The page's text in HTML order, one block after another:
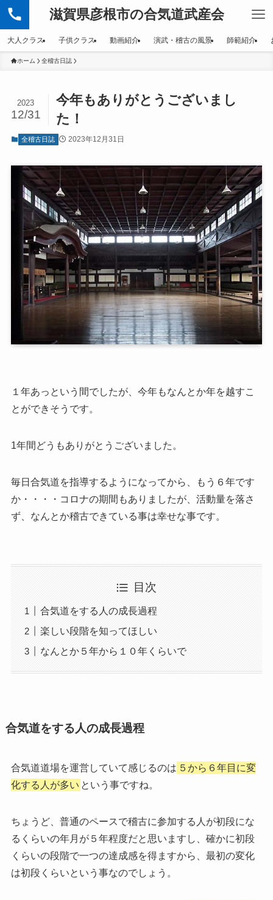
滋賀県彦根市の合気道武産会
大人クラス 子供クラス 動画紹介 演武・稽古の風景 師範紹介
ホーム 全稽古日誌
今年もありがとうございまし
た！
2023
12/31
全稽古日誌 2023年12月31日
１年あっという間でしたが、今年もなんとか年を越すこ
とができそうです。
1年間どうもありがとうございました。
毎日合気道を指導するようになってから、もう６年です
か・・・・コロナの期間もありましたが、活動量を落さ
ず、なんとか稽古できている事は幸せな事です。
目次
合気道をする人の成長過程
楽しい段階を知ってほしい
なんとか５年から１０年くらいで
合気道をする人の成長過程
合気道道場を運営していて感じるのは ５から６年目に変
化する人が多い という事ですね。
ちょうど、普通のペースで稽古に参加する人が初段にな
るくらいの年月が５年程度だと思いますし、確かに初段
くらいの段階で一つの達成感を得ますから、最初の変化
は初段くらいという事なのでしょう。